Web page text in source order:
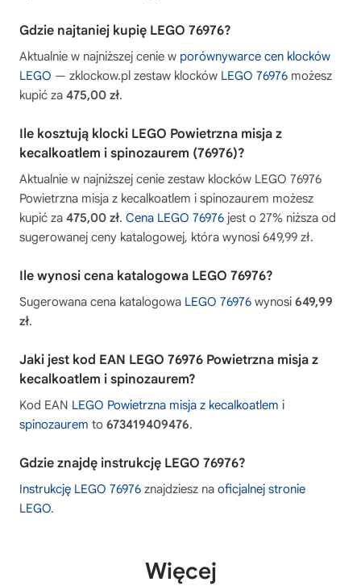
Gdzie najtaniej kupię LEGO 76976?
Aktualnie w najniższej cenie w porównywarce cen klocków
LEGO — zklockow.pl zestaw klocków LEGO 76976 możesz
kupić za 475,00 zł.
Ile kosztują klocki LEGO Powietrzna misja z
kecalkoatlem i spinozaurem (76976)?
Aktualnie w najniższej cenie zestaw klocków LEGO 76976
Powietrzna misja z kecalkoatlem i spinozaurem możesz
kupić za 475,00 zł. Cena LEGO 76976 jest o 27% niższa od
sugerowanej ceny katalogowej, która wynosi 649,99 zł.
Ile wynosi cena katalogowa LEGO 76976?
Sugerowana cena katalogowa LEGO 76976 wynosi 649,99
zł.
Jaki jest kod EAN LEGO 76976 Powietrzna misja z
kecalkoatlem i spinozaurem?
Kod EAN LEGO Powietrzna misja z kecalkoatlem i
spinozaurem to 673419409476.
Gdzie znajdę instrukcję LEGO 76976?
Instrukcję LEGO 76976 znajdziesz na oficjalnej stronie
LEGO.
Więcej